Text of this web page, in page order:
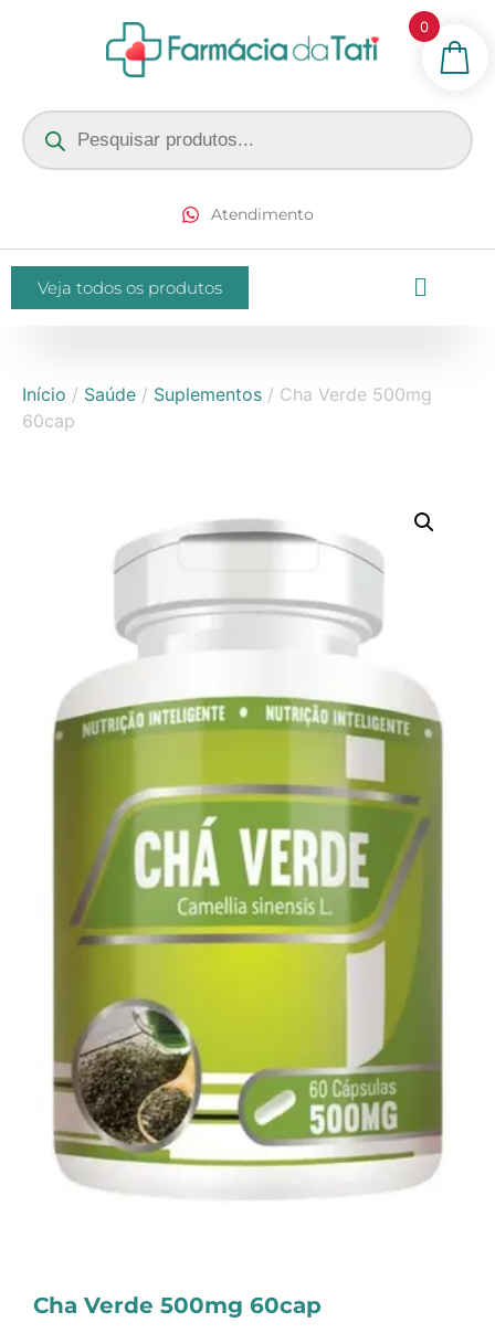
Atendimento
Veja todos os produtos
Início / Saúde / Suplementos / Cha Verde 500mg
60cap
Cha Verde 500mg 60cap
0